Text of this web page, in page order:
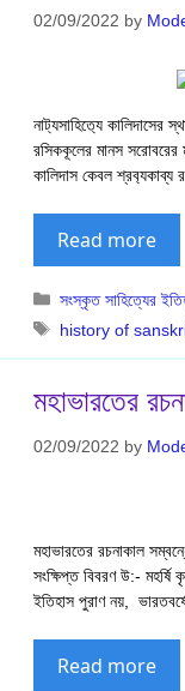
02/09/2022 by
নাট‍্যসাহিত‍্যে কালিদাসের
রসিককূলের মানস সরোবরের
কালিদাস কেবল
Read more
Categories
সংস্কৃত সাহিত্যের
Tags
history of
মহাভারতের
02/09/2022 by
মহাভারতের রচনাকাল
সংক্ষিপ্ত বিবরণ উ:- মহর্ষি
ইতিহাস পুরাণ নয়,
Read more